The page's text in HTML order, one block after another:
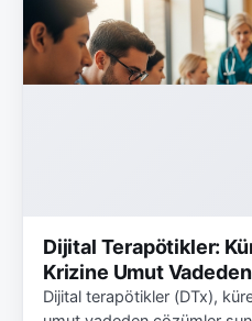
Dijital Terapötikler:
Krizine Umut
Dijital terapötikler (DTx),